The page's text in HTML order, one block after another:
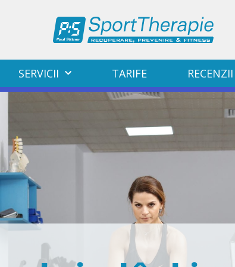
SERVICII TARIFE RECENZII